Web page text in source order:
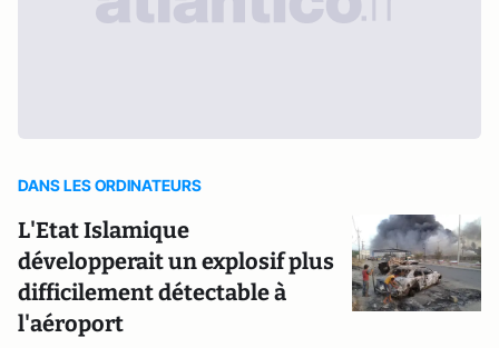
DANS LES ORDINATEURS
L'Etat Islamique
développerait un explosif plus
difficilement détectable à
l'aéroport